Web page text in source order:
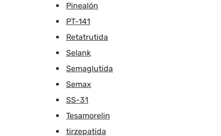
Pinealón
PT-141
Retatrutida
Selank
Semaglutida
Semax
SS-31
Tesamorelin
tirzepatida